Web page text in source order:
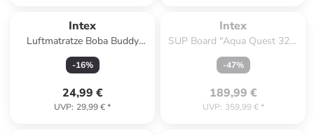
Intex
Luftmatratze Boba Buddy
Float 173x99x20cm in
mehrfarbig
-16%
24,99 €
UVP: 29,99 €*
Intex
SUP Board "Aqua Quest 320"
mit Zubehör in Weiß/ Hellblau
- ab 18 Jahren
-47%
189,99 €
UVP: 359,99 €*